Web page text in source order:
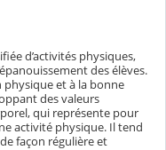
d’activités physiques,
des élèves.
et à la bonne
des valeurs
qui représente pour
activité physique. Il tend
façon régulière et